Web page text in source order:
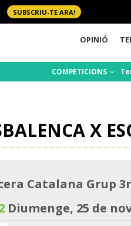
SUBSCRIU-TE ARA!
OPINIÓ
COMPETICIONS
X
Catalana Grup
Diumenge, 25 de